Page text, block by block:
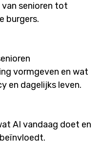
senioren tot
burgers.
vormgeven en wat
en dagelijks leven.
AI vandaag doet en